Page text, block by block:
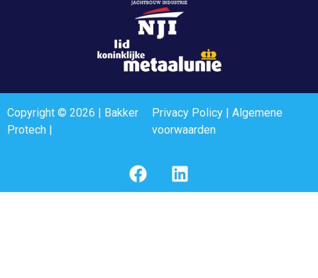
Copyright © 2026 | Bakker
Protech |
Privacy Policy| Algemene
voorwaarden